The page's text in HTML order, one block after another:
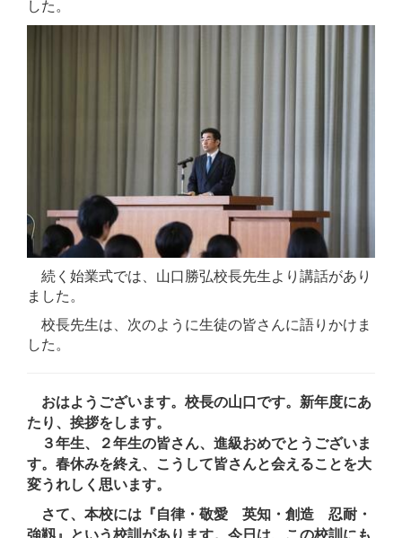
した。
続く始業式では、山口勝弘校長先生より講話があり
ました。
校長先生は、次のように生徒の皆さんに語りかけま
した。
おはようございます。校長の山口です。新年度にあ
たり、挨拶をします。
３年生、２年生の皆さん、進級おめでとうございま
す。春休みを終え、こうして皆さんと会えることを大
変うれしく思います。
さて、本校には『自律・敬愛 英知・創造 忍耐・
強靱』という校訓があります。今日は、この校訓にも